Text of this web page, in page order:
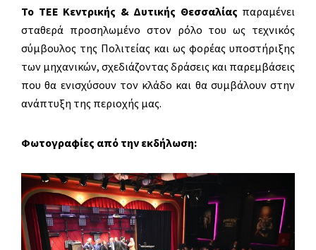
Το ΤΕΕ Κεντρικής & Δυτικής Θεσσαλίας παραμένει
σταθερά προσηλωμένο στον ρόλο του ως τεχνικός
σύμβουλος της Πολιτείας και ως φορέας υποστήριξης
των μηχανικών, σχεδιάζοντας δράσεις και παρεμβάσεις
που θα ενισχύσουν τον κλάδο και θα συμβάλουν στην
ανάπτυξη της περιοχής μας.
Φωτογραφίες από την εκδήλωση: